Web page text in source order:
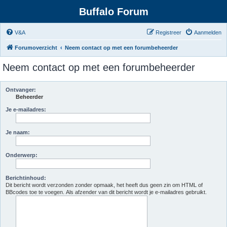
Buffalo Forum
V&A Aanmelden
Registreer
Forumoverzicht Neem contact op met een forumbeheerder
Neem contact op met een forumbeheerder
Ontvanger:
Beheerder
Je e-mailadres:
Je naam:
Onderwerp:
Berichtinhoud:
Dit bericht wordt verzonden zonder opmaak, het heeft dus geen zin om HTML of
BBcodes toe te voegen. Als afzender van dit bericht wordt je e-mailadres gebruikt.